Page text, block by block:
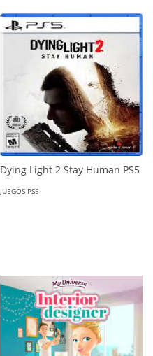
Dying Light 2 Stay Human PS5
JUEGOS PS5